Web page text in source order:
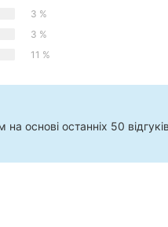
3 %
3 %
11 %
основі останніх 50